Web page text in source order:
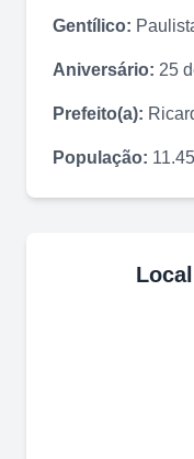
Gentílico:
Aniversário: 25
Prefeito(a):
População: